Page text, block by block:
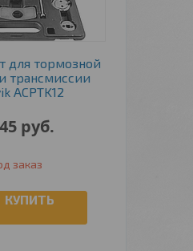
для тормозной
трансмиссии
ACPTK12
руб.
заказ
КУПИТЬ